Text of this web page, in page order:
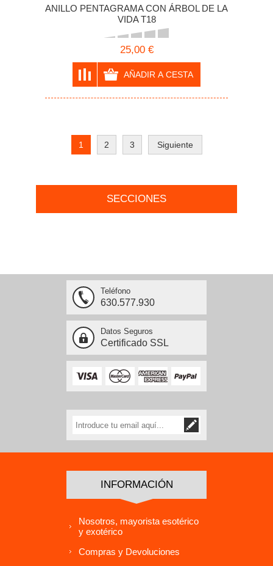
ANILLO PENTAGRAMA CON ÁRBOL DE LA
VIDA T18
25,00 €
1 2 3 Siguiente
SECCIONES
Teléfono
630.577.930
Datos Seguros
Certificado SSL
INFORMACIÓN
Nosotros, mayorista esotérico
y exotérico
Compras y Devoluciones